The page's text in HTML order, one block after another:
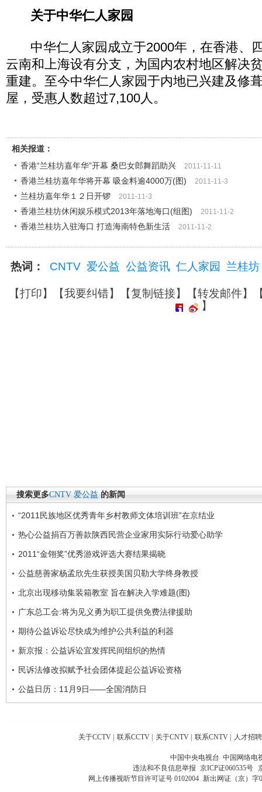
关于中华仁人家园
中华仁人家园成立于2000年，在香港、
云南和上海设有分支，为国内农村地区解决
重建。至今中华仁人家园于内地已兴建及修
屋，受惠人数超过7,100人。
相关报道：
香港“兰桂坊嘉年华”开幕 桑巴女郎舞蹈助兴
2011-11-11
香港兰桂坊嘉年华将开幕 吸金料逾4000万(图) 2011-11-3
兰桂坊嘉年华１２日开锣 2011-11-3
香港兰桂坊休闲娱乐模式2013年落地海口(组图) 2011-11-2
香港兰桂坊入驻海口 打造海南特色新生活 2011-11-2
热词： CNTV 爱公益 公益资讯 仁人家园 兰桂坊
【打印】【我要纠错】【复制链接】【转发邮件】
】
搜索更多CNTV 爱公益 的新闻
“2011民族地区优秀青年乡村教师文体培训班”在京结业
热心公益捐百万善款陕西民营企业家用实际行动爱心助学
2011“金翎奖”优秀游戏评选大赛结果揭晓
公益慈善家杨孟欣先生获授美国贝勒大学终身教授
北京出现移动集装箱教室 旨在解决入学难题(图)
广东总工会:将为见义勇为职工提供免费法律援助
期待公益诉讼尽快成为维护公共利益的利器
新京报：公益诉讼宜发挥民间组织的热情
民诉法修改拟赋予社会团体提起公益诉讼资格
公益日历：11月9日——全国消防日
关于CCTV | 联系CCTV | 关于CNTV | 联系CNTV | 人才招聘
中国中央电视台 中国网络电
违法和不良信息举报 京ICP证060535号
网上传播视听节目许可证号 0102004 新出网证（京）